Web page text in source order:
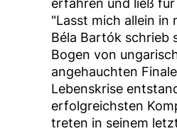
erfahren und ließ
"Lasst mich allein in
Béla Bartók schrieb
Bogen von
angehauchten
Lebenskrise
erfolgreichsten
treten in seinem